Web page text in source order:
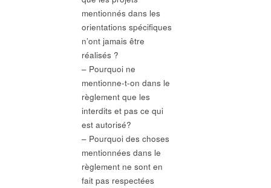
mentionnés dans les
orientations spécifiques
n’ont jamais être
réalisés ?
– Pourquoi ne
mentionne-t-on dans le
règlement que les
interdits et pas ce qui
est autorisé?
– Pourquoi des choses
mentionnées dans le
règlement ne sont en
fait pas respectées